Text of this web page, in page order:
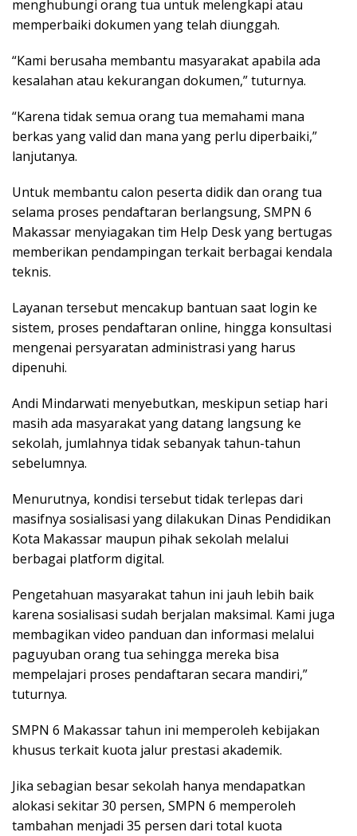
menghubungi orang tua untuk melengkapi atau
memperbaiki dokumen yang telah diunggah.
“Kami berusaha membantu masyarakat apabila ada
kesalahan atau kekurangan dokumen,” tuturnya.
“Karena tidak semua orang tua memahami mana
berkas yang valid dan mana yang perlu diperbaiki,”
lanjutanya.
Untuk membantu calon peserta didik dan orang tua
selama proses pendaftaran berlangsung, SMPN 6
Makassar menyiagakan tim Help Desk yang bertugas
memberikan pendampingan terkait berbagai kendala
teknis.
Layanan tersebut mencakup bantuan saat login ke
sistem, proses pendaftaran online, hingga konsultasi
mengenai persyaratan administrasi yang harus
dipenuhi.
Andi Mindarwati menyebutkan, meskipun setiap hari
masih ada masyarakat yang datang langsung ke
sekolah, jumlahnya tidak sebanyak tahun-tahun
sebelumnya.
Menurutnya, kondisi tersebut tidak terlepas dari
masifnya sosialisasi yang dilakukan Dinas Pendidikan
Kota Makassar maupun pihak sekolah melalui
berbagai platform digital.
Pengetahuan masyarakat tahun ini jauh lebih baik
karena sosialisasi sudah berjalan maksimal. Kami juga
membagikan video panduan dan informasi melalui
paguyuban orang tua sehingga mereka bisa
mempelajari proses pendaftaran secara mandiri,”
tuturnya.
SMPN 6 Makassar tahun ini memperoleh kebijakan
khusus terkait kuota jalur prestasi akademik.
Jika sebagian besar sekolah hanya mendapatkan
alokasi sekitar 30 persen, SMPN 6 memperoleh
tambahan menjadi 35 persen dari total kuota